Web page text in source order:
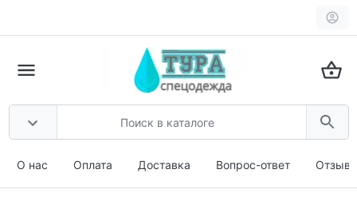
О нас Оплата Доставка Вопрос-ответ